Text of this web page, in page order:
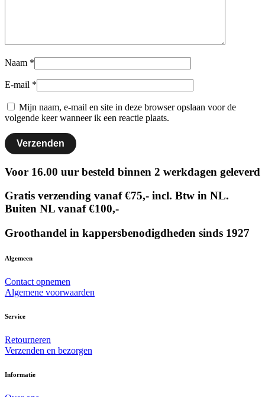
Naam *
E-mail *
Mijn naam, e-mail en site in deze browser opslaan voor de
volgende keer wanneer ik een reactie plaats.
Voor 16.00 uur besteld binnen 2 werkdagen geleverd
Gratis verzending vanaf €75,- incl. Btw in NL.
Buiten NL vanaf €100,-
Groothandel in kappersbenodigdheden sinds 1927
Algemeen
Contact opnemen
Algemene voorwaarden
Service
Retourneren
Verzenden en bezorgen
Informatie